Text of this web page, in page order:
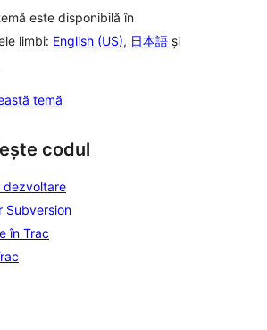
este disponibilă în
limbi: English (US), 日本語 și
temă
codul
dezvoltare
Subversion
în Trac